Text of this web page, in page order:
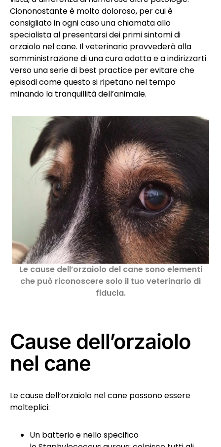
Ciononostante è molto doloroso, per cui è
consigliato in ogni caso una chiamata allo
specialista al presentarsi dei primi sintomi di
orzaiolo nel cane. Il veterinario provvederà alla
somministrazione di una cura adatta e a indirizzarti
verso una serie di best practice per evitare che
episodi come questo si ripetano nel tempo
minando la tranquillità dell’animale.
Le cause dell’orzaiolo del cane sono elementi
che può riconoscere solo il tuo veterinario di
fiducia.
Cause dell’orzaiolo
nel cane
Le cause dell’orzaiolo nel cane possono essere
molteplici:
Un batterio e nello specifico